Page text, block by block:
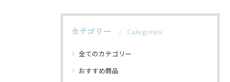
カテゴリー Categories
全てのカテゴリー
おすすめ商品